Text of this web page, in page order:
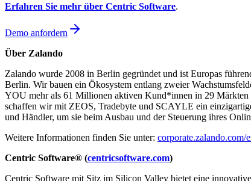
Erfahren Sie mehr über Centric Software.
Demo anfordern
Über Zalando
Zalando wurde 2008 in Berlin gegründet und ist Europas
Berlin. Wir bauen ein Ökosystem entlang zweier
YOU mehr als 61 Millionen aktiven Kund*innen in 29 Märkten
schaffen wir mit ZEOS, Tradebyte und SCAYLE ein
und Händler, um sie beim Ausbau und der Steuerung ihres
Weitere Informationen finden Sie unter: corporate.zalando.com/
Centric Software® (centricsoftware.com)
Centric Software mit Sitz im Silicon Valley bietet eine